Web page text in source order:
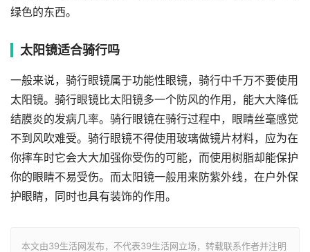
绿色的东西。
太阳镜适合骑行吗
一般来说，骑行眼镜属于功能性眼镜，骑行中千万不要使用
太阳镜。骑行眼镜比太阳镜多一个防风的作用，能大大降低
结膜炎的发病几率。骑行眼镜在骑行过程中，眼睛丝毫感觉
不到风吹难受。骑行眼镜不得使用玻璃做镜片材料，应为在
你摔车时它会大大加强你受伤的可能，而使用树脂却能保护
你的眼睛不易受伤。而太阳镜一般用来防紫外线，在户外保
护眼睛，同时也具有装饰的作用。
本文由39生活网发布，不代表39生活网立场，转载联系作者并注明